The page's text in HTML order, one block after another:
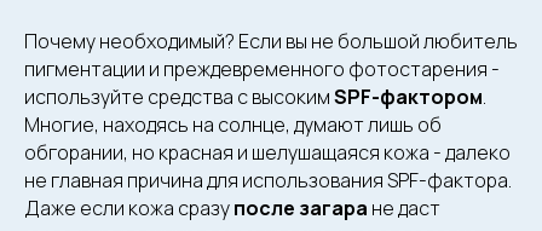
Почему необходимый? Если вы не большой любитель
пигментации и преждевременного фотостарения -
используйте средства с высокимSPF-фактором.
Многие, находясь на солнце, думают лишь об
обгорании, но красная и шелушащаяся кожа - далеко
не главная причина для использования SPF-фактора.
Даже если кожа сразупосле загара не даст